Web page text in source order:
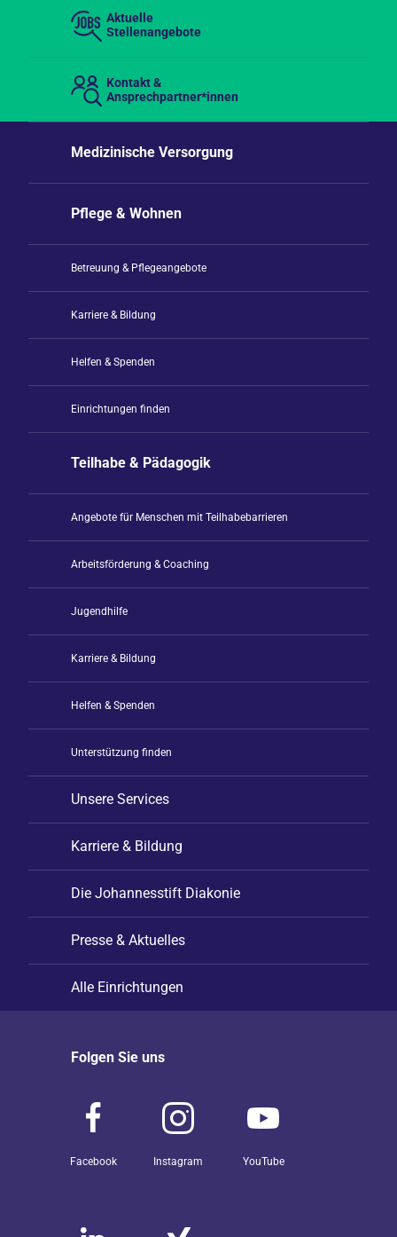
Aktuelle
Stellenangebote
Kontakt &
Ansprechpartner*innen
Medizinische Versorgung
Pflege & Wohnen
Betreuung & Pflegeangebote
Karriere & Bildung
Helfen & Spenden
Einrichtungen finden
Teilhabe & Pädagogik
Angebote für Menschen mit Teilhabebarrieren
Arbeitsförderung & Coaching
Jugendhilfe
Karriere & Bildung
Helfen & Spenden
Unterstützung finden
Unsere Services
Karriere & Bildung
Die Johannesstift Diakonie
Presse & Aktuelles
Alle Einrichtungen
Folgen Sie uns
Facebook Instagram YouTube